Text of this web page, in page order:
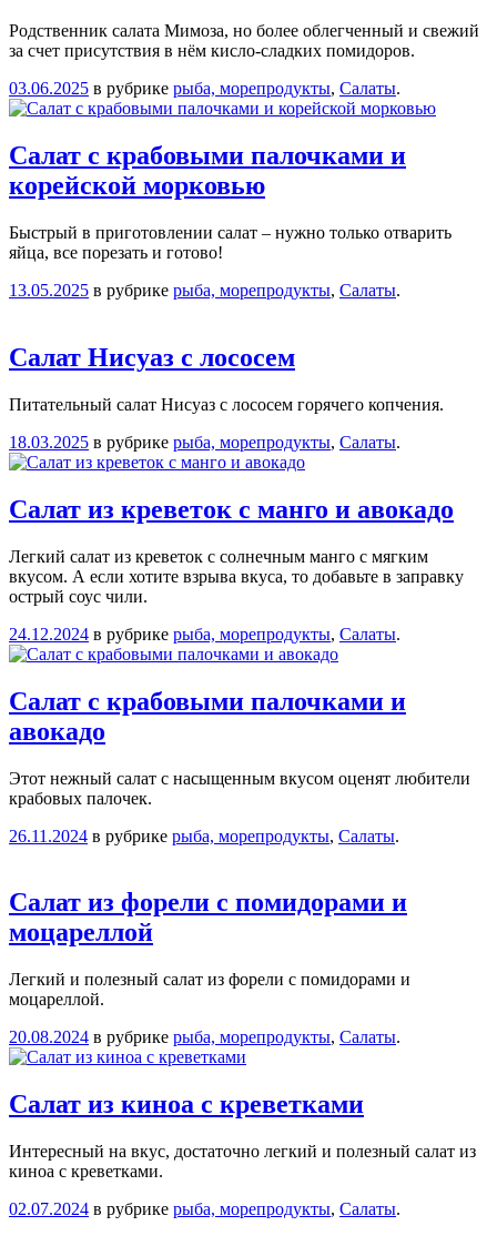
Родственник салата Мимоза, но более облегченный и свежий
за счет присутствия в нём кисло-сладких помидоров.
03.06.2025 в рубрике рыба, морепродукты, Салаты.
Салат с крабовыми палочками и
корейской морковью
Быстрый в приготовлении салат – нужно только отварить
яйца, все порезать и готово!
13.05.2025 в рубрике рыба, морепродукты, Салаты.
Салат Нисуаз с лососем
Питательный салат Нисуаз с лососем горячего копчения.
18.03.2025 в рубрике рыба, морепродукты, Салаты.
Салат из креветок с манго и авокадо
Легкий салат из креветок с солнечным манго с мягким
вкусом. А если хотите взрыва вкуса, то добавьте в заправку
острый соус чили.
24.12.2024 в рубрике рыба, морепродукты, Салаты.
Салат с крабовыми палочками и
авокадо
Этот нежный салат с насыщенным вкусом оценят любители
крабовых палочек.
26.11.2024 в рубрике рыба, морепродукты, Салаты.
Салат из форели с помидорами и
моцареллой
Легкий и полезный салат из форели с помидорами и
моцареллой.
20.08.2024 в рубрике рыба, морепродукты, Салаты.
Салат из киноа с креветками
Интересный на вкус, достаточно легкий и полезный салат из
киноа с креветками.
02.07.2024 в рубрике рыба, морепродукты, Салаты.